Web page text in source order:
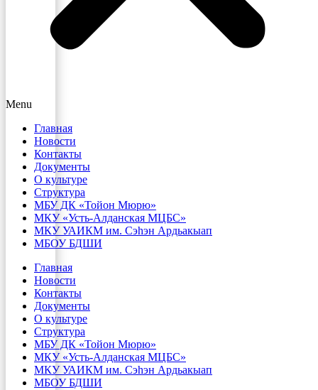
Menu
Главная
Новости
Контакты
Документы
О культуре
Структура
МБУ ДК «Тойон Мюрю»
МКУ «Усть-Алданская МЦБС»
МКУ УАИКМ им. Сэһэн Ардьакыап
МБОУ БДШИ
Главная
Новости
Контакты
Документы
О культуре
Структура
МБУ ДК «Тойон Мюрю»
МКУ «Усть-Алданская МЦБС»
МКУ УАИКМ им. Сэһэн Ардьакыап
МБОУ БДШИ